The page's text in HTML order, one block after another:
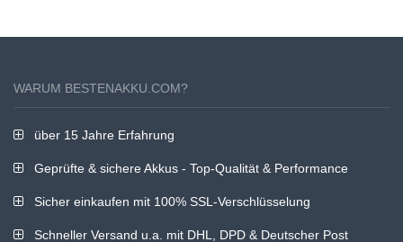
WARUM BESTENAKKU.COM?
über 15 Jahre Erfahrung
Geprüfte & sichere Akkus - Top-Qualität & Performance
Sicher einkaufen mit 100% SSL-Verschlüsselung
Schneller Versand u.a. mit DHL, DPD & Deutscher Post